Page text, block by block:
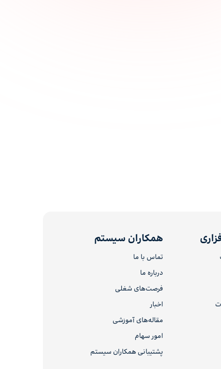
همکاران سیستم
تماس با ما
درباره ما
فرصت‌های شغلی
اخبار
مقاله‌های آموزشی
امور سهام
پشتیبانی همکاران سیستم